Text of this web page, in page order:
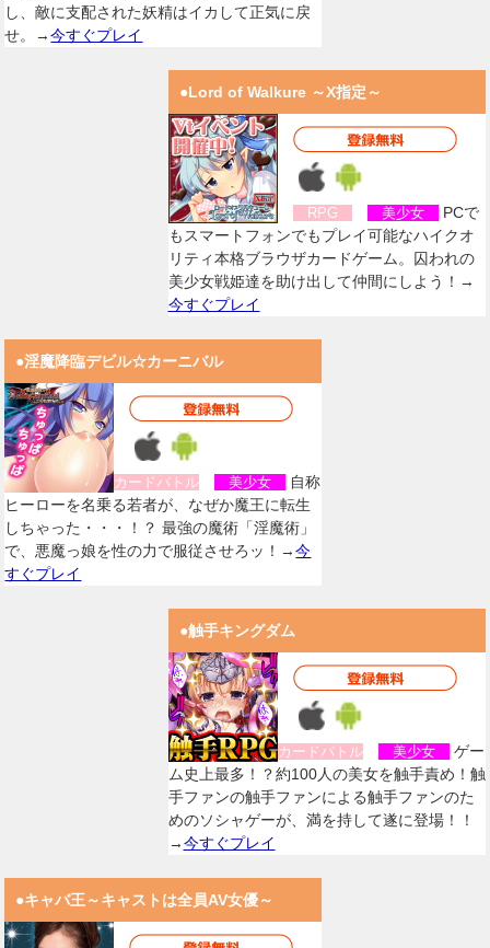
し、敵に支配された妖精はイカして正気に戻
せ。→今すぐプレイ
●Lord of Walkure ～X指定～
RPG 美少女
PCで
もスマートフォンでもプレイ可能なハイクオ
リティ本格ブラウザカードゲーム。囚われの
美少女戦姫達を助け出して仲間にしよう！→
今すぐプレイ
●淫魔降臨デビル☆カーニバル
カードバトル 美少女
自称
ヒーローを名乗る若者が、なぜか魔王に転生
しちゃった・・・！？ 最強の魔術「淫魔術」
で、悪魔っ娘を性の力で服従させろッ！→今
すぐプレイ
●触手キングダム
カードバトル 美少女
ゲー
ム史上最多！？約100人の美女を触手責め！触
手ファンの触手ファンによる触手ファンのた
めのソシャゲーが、満を持して遂に登場！！
→今すぐプレイ
●キャバ王～キャストは全員AV女優～